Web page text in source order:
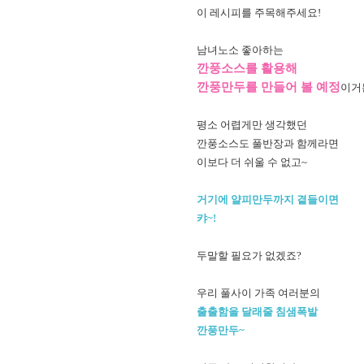
이 레시피를 주목해주세요!
남녀노소 좋아하는
깐풍소스를 활용해
깐풍만두를 만들어 볼 예정이거
평소 어렵게만 생각했던
깐풍소스도 풀반장과 함께라면
이보다 더 쉬울 수 없고~
거기에 얄피만두까지 곁들이면
캬~!
두말할 필요가 없겠죠?
우리 풀사이 가족 여러분의
출출함을 달래줄 침샘폭발
깐풍만두~